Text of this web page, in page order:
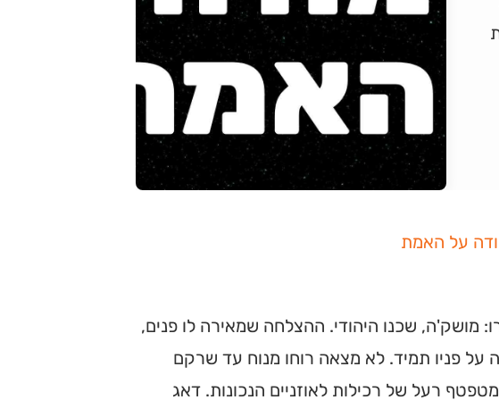
על האמת
מושק'ה, שכנו היהודי. ההצלחה שמאירה לו פנים,
על פניו תמיד. לא מצאה רוחו מנוח עד שרקם
רעל של רכילות לאוזניים הנכונות. דאג